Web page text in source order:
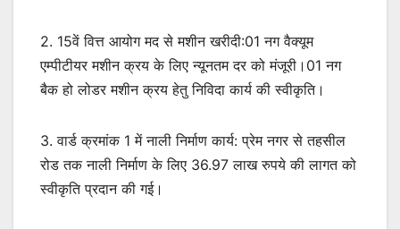
2. 15वें वित्त आयोग मद से मशीन खरीदी:01 नग वैक्यूम
एम्पीटीयर मशीन क्रय के लिए न्यूनतम दर को मंजूरी।01 नग
बैक हो लोडर मशीन क्रय हेतु निविदा कार्य की स्वीकृति।
3. वार्ड क्रमांक 1 में नाली निर्माण कार्य: प्रेम नगर से तहसील
रोड तक नाली निर्माण के लिए 36.97 लाख रुपये की लागत को
स्वीकृति प्रदान की गई।